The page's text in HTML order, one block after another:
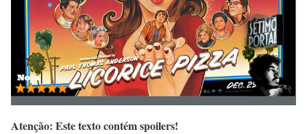
Atenção: Este texto contém spoilers!